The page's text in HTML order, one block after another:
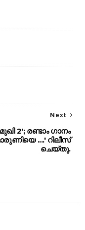
Next
2'; രണ്ടാം ഗാനം
....' റിലീസ്
ചെയ്തു.